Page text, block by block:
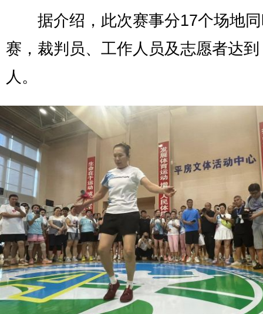
据介绍，此次赛事分17个场地同
赛，裁判员、工作人员及志愿者达
人。